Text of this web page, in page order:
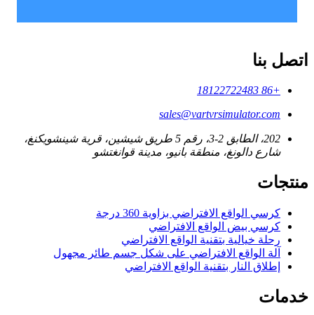
اتصل بنا
+86 18122722483
sales@vartvrsimulator.com
202، الطابق 2-3، رقم 5 طريق شيشين، قرية شينشويكنغ،
شارع دالونغ، منطقة بانيو، مدينة قوانغتشو
منتجات
كرسي الواقع الافتراضي بزاوية 360 درجة
كرسي بيض الواقع الافتراضي
رحلة خيالية بتقنية الواقع الافتراضي
آلة الواقع الافتراضي على شكل جسم طائر مجهول
إطلاق النار بتقنية الواقع الافتراضي
خدمات